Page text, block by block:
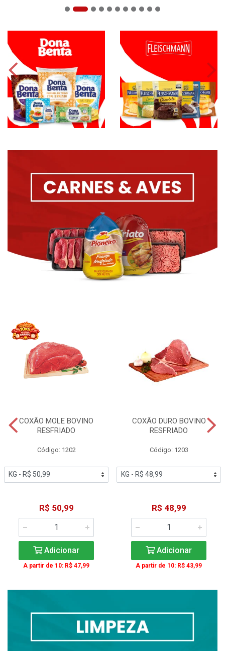
COXÃO MOLE BOVINO
RESFRIADO
Código: 1202
R$ 50,99
Adicionar
A partir de 10: R$ 47,99
COXÃO DURO BOVINO
RESFRIADO
Código: 1203
R$ 48,99
Adicionar
A partir de 10: R$ 43,99